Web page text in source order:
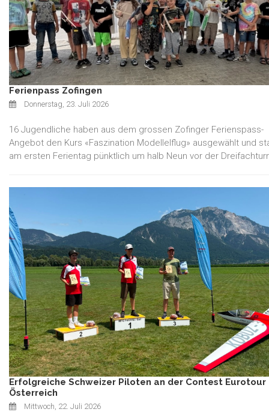
Ferienpass Zofingen
Donnerstag, 23. Juli 2026
16 Jugendliche haben aus dem grossen Zofinger Ferienspass-
Angebot den Kurs «Faszination Modellelflug» ausgewählt und
am ersten Ferientag pünktlich um halb Neun vor der
Erfolgreiche Schweizer Piloten an der Contest Eurotour
Österreich
Mittwoch, 22. Juli 2026